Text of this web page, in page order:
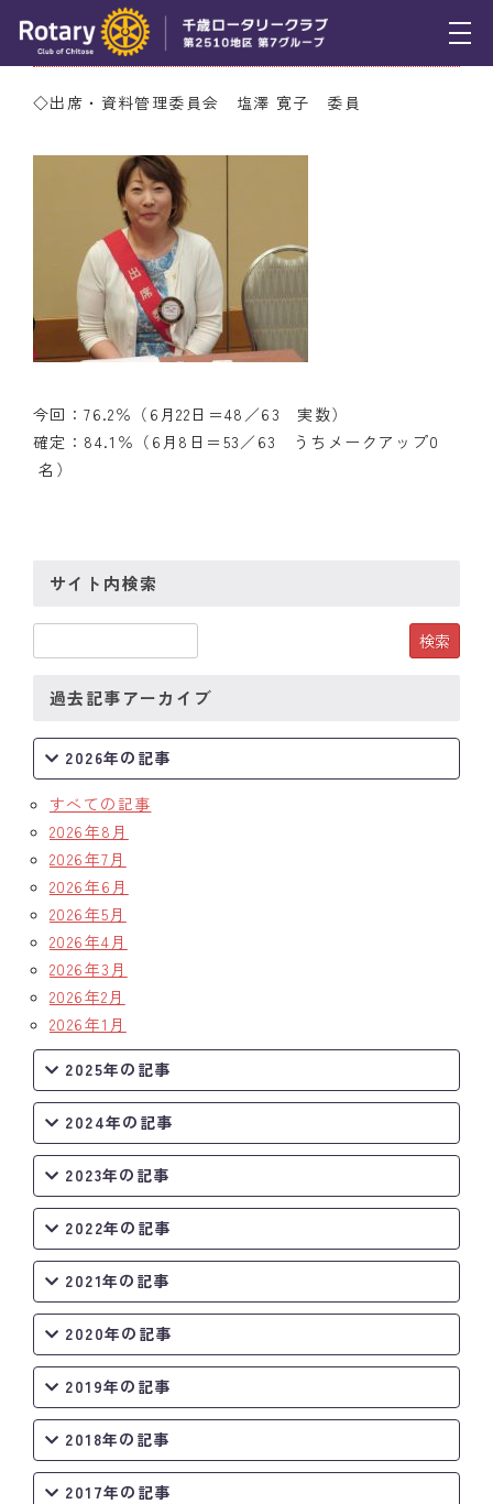
トピックス
理事会報告
スケジュール
年間プログラム
組織図
歴代会長・幹事
例会場・事務局の案内
リンク集
情報公開
入会のご案内
6月22日（木） 出席率発表
◇出席・資料管理委員会 塩澤 寛子 委員
今回：76.2％（6月22日＝48／63 実数）
確定：84.1％（6月8日＝53／63 うちメークアップ0
名）
サイト内検索
過去記事アーカイブ
2026年の記事
すべての記事
2026年8月
2026年7月
2026年6月
2026年5月
2026年4月
2026年3月
2026年2月
2026年1月
2025年の記事
2024年の記事
2023年の記事
2022年の記事
2021年の記事
2020年の記事
2019年の記事
2018年の記事
2017年の記事